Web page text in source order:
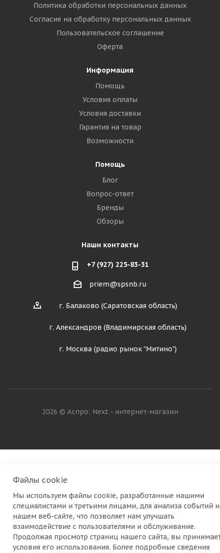
Политика обработки персональных данных
Согласие на обработку персональных данных
Пользовательское соглашение
Оферта
Информация
Помощь
Условия оплаты
Условия доставки
Гарантия на товар
Возможности
Помощь
Блог
Вопрос-ответ
Бренды
Обзоры
Наши контакты
+7 (927) 225-83-31
priem@spsnb.ru
г. Балаково (Саратовская область)
г. Александров (Владимирская область)
г. Москва (радио рынок "Митино")
2026 © Аспро: Next - интернет-магазин
Файлы cookie
Мы используем файлы cookie, разработанные нашими
специалистами и третьими лицами, для анализа событий
нашем веб-сайте, что позволяет нам улучшать
взаимодействие с пользователями и обслуживание.
Продолжая просмотр страниц нашего сайта, вы
условия его использования. Более подробные сведения